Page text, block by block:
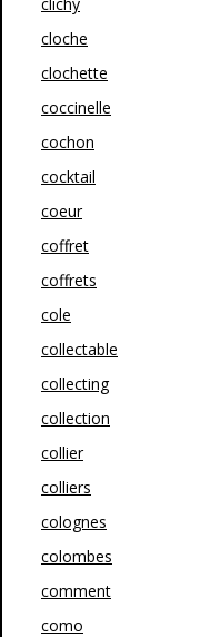
cloche
clochette
coccinelle
cochon
cocktail
coeur
coffret
coffrets
cole
collectable
collecting
collection
collier
colliers
colognes
colombes
comment
como